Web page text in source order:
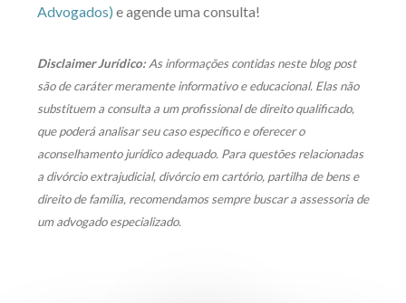
Advogados) e agende uma consulta!
Disclaimer Jurídico: As informações contidas neste blog post
são de caráter meramente informativo e educacional. Elas não
substituem a consulta a um profissional de direito qualificado,
que poderá analisar seu caso específico e oferecer o
aconselhamento jurídico adequado. Para questões relacionadas
a divórcio extrajudicial, divórcio em cartório, partilha de bens e
direito de família, recomendamos sempre buscar a assessoria de
um advogado especializado.